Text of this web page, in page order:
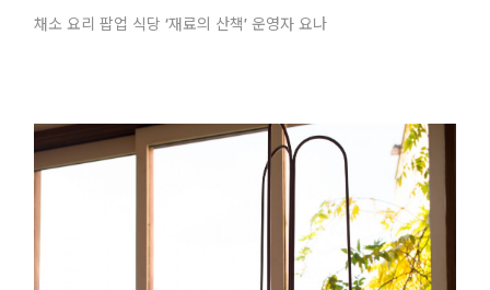
채소 요리 팝업 식당 ‘재료의 산책’ 운영자 요나